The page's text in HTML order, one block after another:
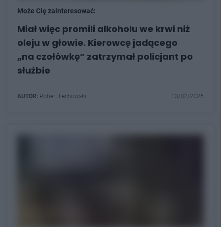
Może Cię zainteresować:
Miał więc promili alkoholu we krwi niż
oleju w głowie. Kierowcę jadącego
„na czołówkę” zatrzymał policjant po
służbie
AUTOR: Robert Lechowski 13/02/2026